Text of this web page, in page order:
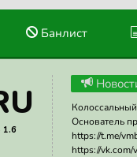
Банлист
1.6
Основатель
https://t.me/
https://vk.com/